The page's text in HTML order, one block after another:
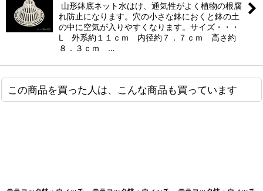
山形鉢底ネット水はけ、通気性がよく植物の根腐
れ防止になります。穴の小さな鉢におくと鉢の土
の中に空気が入りやすくなります。サイズ・・・
L 外系約１１ｃｍ 内径約７．７ｃｍ 高さ約
８．３ｃｍ …
この商品を買った人は、こんな商品も買っています